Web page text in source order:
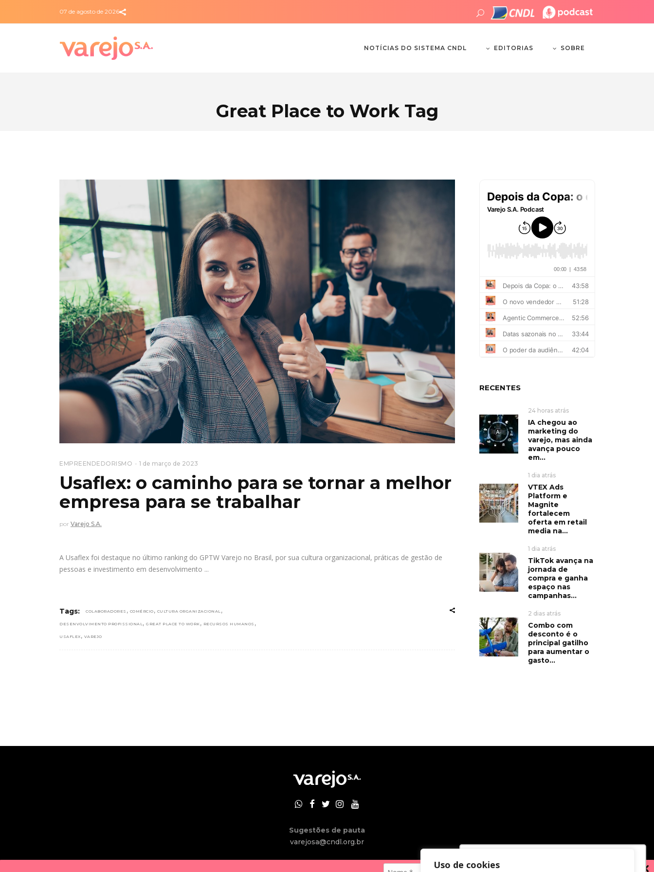
Utilizamos cookies para oferecer melhor
Uso de cookies
07 de agosto de 2026
NOTÍCIAS DO SISTEMA CNDL EDITORIAS SOBRE
Great Place to Work Tag
EMPREENDEDORISMO 1 de março de 2023
Usaflex: o caminho para se tornar a melhor
empresa para se trabalhar
por Varejo S.A.
A Usaflex foi destaque no último ranking do GPTW Varejo no Brasil, por sua cultura organizacional, práticas de gestão de
pessoas e investimento em desenvolvimento
Tags: COLABORADORES , COMÉRCIO , CULTURA ORGANIZACIONAL ,
DESENVOLVIMENTO PROFISSIONAL, GREAT PLACE TO WORK , RECURSOS HUMANOS ,
USAFLEX , VAREJO
RECENTES
24 horas atrás
IA chegou ao
marketing do
varejo, mas ainda
avança pouco
em...
1 dia atrás
VTEX Ads
Platform e
Magnite
fortalecem
oferta em retail
media na...
1 dia atrás
TikTok avança na
jornada de
compra e ganha
espaço nas
campanhas...
2 dias atrás
Combo com
desconto é o
principal gatilho
para aumentar o
gasto...
Sugestões de pauta
varejosa@cndl.org.br